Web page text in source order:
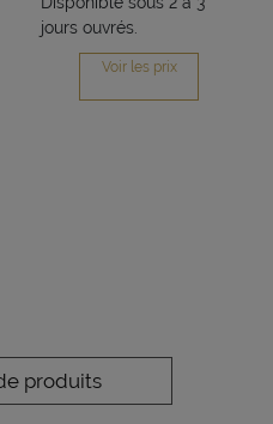
jours ouvrés.
Voir les prix
produits